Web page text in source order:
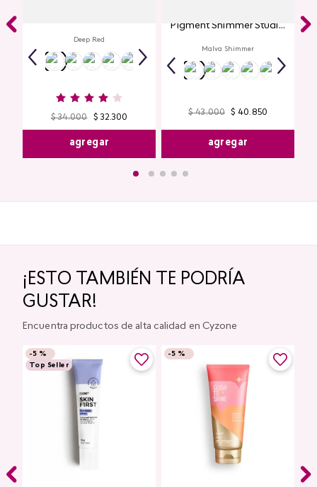
Deep Red
$ 34.000 $ 32.300
agregar
Pigment Shimmer Studio
Malva Shimmer
$ 43.000 $ 40. 850
agregar
¡ESTO TAMBIÉN TE PODRÍA
GUSTAR!
Encuentra productos de alta calidad en Cyzone
-5 %
Top Seller
-5 %